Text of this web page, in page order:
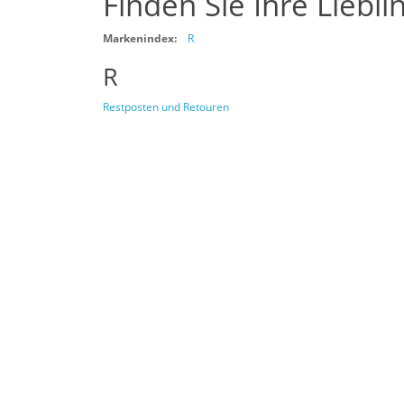
Markenindex: R
R
Restposten und Retouren